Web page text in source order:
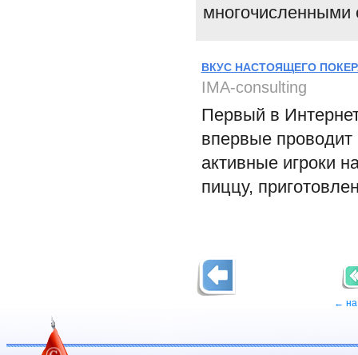
ВКУС НАСТОЯЩЕГО
IMA-consulting
Первый в
впервые
активные игроки
пиццу,
← на